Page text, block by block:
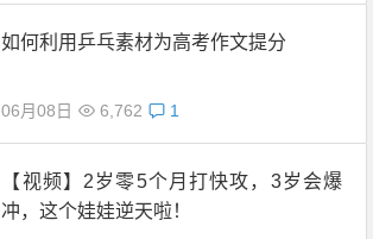
如何利用乒乓素材为高考作文提分
06月08日 6,762 1
【视频】2岁零5个月打快攻，3岁会爆
冲，这个娃娃逆天啦！